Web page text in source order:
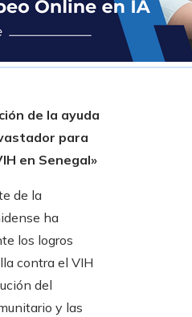
de la ayuda
para
en Senegal»
de la
ha
los logros
contra el VIH
del
y las